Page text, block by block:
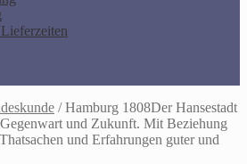
/Hamburg 1808Der Hansestadt
und Zukunft. Mit Beziehung
und Erfahrungen guter und